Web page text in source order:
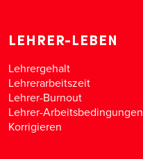
LEHRER-LEBEN
Lehrergehalt
Lehrerarbeitszeit
Lehrer-Burnout
Lehrer-Arbeitsbedingungen
Korrigieren